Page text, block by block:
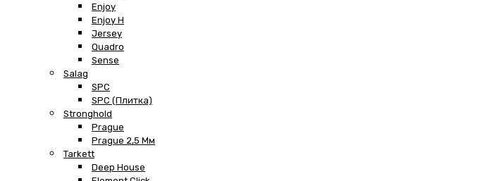
Enjoy
Enjoy H
Jersey
Quadro
Sense
Salag
SPC
SPC (плитка)
Stronghold
Prague
Prague 2,5 Мм
Tarkett
Deep House